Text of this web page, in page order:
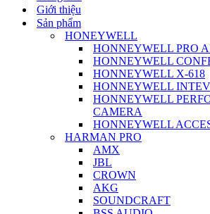
Giới thiệu
Sản phẩm
HONEYWELL
HONNEYWELL PRO
HONNEYWELL
HONNEYWELL X-618
HONNEYWELL
HONNEYWELL
CAMERA
HONNEYWELL
HARMAN PRO
AMX
JBL
CROWN
AKG
SOUNDCRAFT